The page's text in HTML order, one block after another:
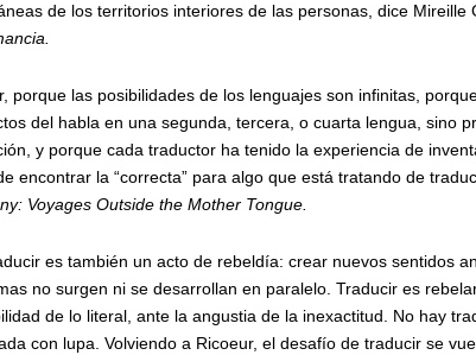
de los territorios interiores de las personas, dice Mireille
porque las posibilidades de los lenguajes son infinitas,
del habla en una segunda, tercera, o cuarta lengua, sino
y porque cada traductor ha tenido la experiencia de
encontrar la “correcta” para algo que está tratando de
Voyages Outside the Mother Tongue.
es también un acto de rebeldía: crear nuevos sentidos
no surgen ni se desarrollan en paralelo. Traducir es
de lo literal, ante la angustia de la inexactitud. No hay
con lupa. Volviendo a Ricoeur, el desafío de traducir se